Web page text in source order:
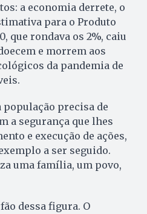
a economia derrete, o
para o Produto
que rondava os 2%, caiu
e morrem aos
da pandemia de
população precisa de
a segurança que lhes
e execução de ações,
a ser seguido.
uma família, um povo,
dessa figura. O